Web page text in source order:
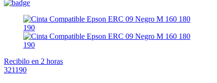
Recibilo en 2 horas
321190